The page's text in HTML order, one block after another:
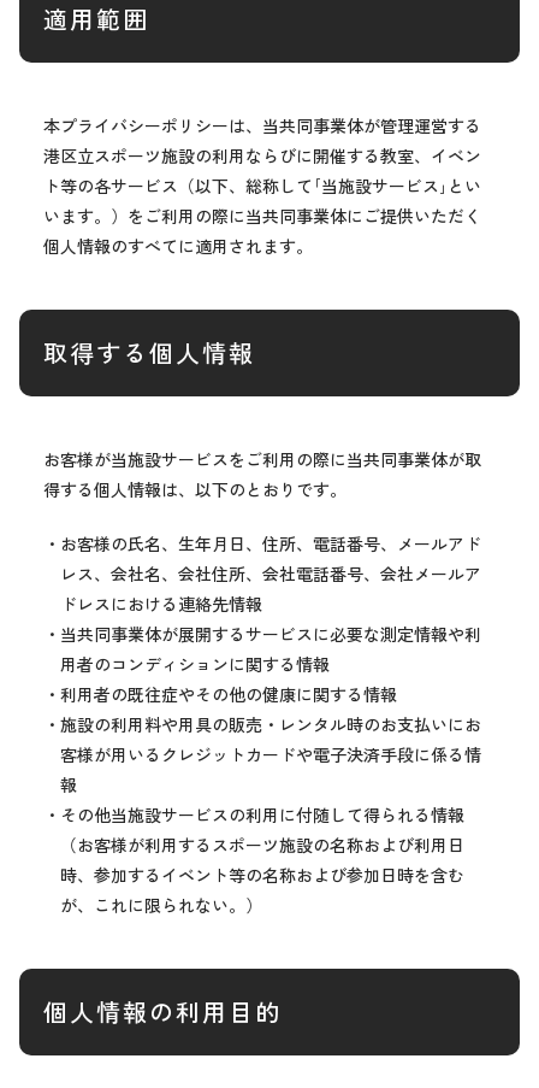
適用範囲
本プライバシーポリシーは、当共同事業体が管理運営する
港区立スポーツ施設の利用ならびに開催する教室、イベン
ト等の各サービス（以下、総称して｢当施設サービス｣とい
います。）をご利用の際に当共同事業体にご提供いただく
個人情報のすべてに適用されます。
取得する個人情報
お客様が当施設サービスをご利用の際に当共同事業体が取
得する個人情報は、以下のとおりです。
・お客様の氏名、生年月日、住所、電話番号、メールアド
レス、会社名、会社住所、会社電話番号、会社メールア
ドレスにおける連絡先情報
・当共同事業体が展開するサービスに必要な測定情報や利
用者のコンディションに関する情報
・利用者の既往症やその他の健康に関する情報
・施設の利用料や用具の販売・レンタル時のお支払いにお
客様が用いるクレジットカードや電子決済手段に係る情
報
・その他当施設サービスの利用に付随して得られる情報
（お客様が利用するスポーツ施設の名称および利用日
時、参加するイベント等の名称および参加日時を含む
が、これに限られない。）
個人情報の利用目的